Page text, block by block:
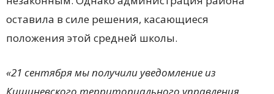
оставила в силе решения, касающиеся
положения этой средней школы.
«21 сентября мы получили уведомление из